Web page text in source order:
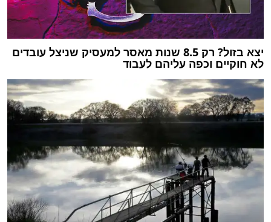
יצא בזול? רק 8.5 שנות מאסר למעסיק שניצל עובדים
לא חוקיים וכפה עליהם לעבוד